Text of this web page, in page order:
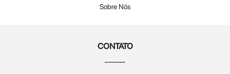
Sobre Nós
CONTATO